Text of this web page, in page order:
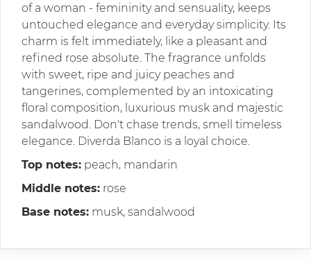
of a woman - femininity and sensuality, keeps
untouched elegance and everyday simplicity. Its
charm is felt immediately, like a pleasant and
refined rose absolute. The fragrance unfolds
with sweet, ripe and juicy peaches and
tangerines, complemented by an intoxicating
floral composition, luxurious musk and majestic
sandalwood. Don't chase trends, smell timeless
elegance. Diverda Blanco is a loyal choice.
Top notes: peach, mandarin
Middle notes: rose
Base notes: musk, sandalwood